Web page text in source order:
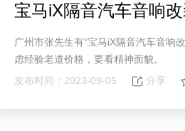
宝马iX隔音汽车音响
广州市张先生有“宝马iX隔音汽车音响
虑经验老道价格，要看精神面貌。
发布时间：2023-09-05
分享